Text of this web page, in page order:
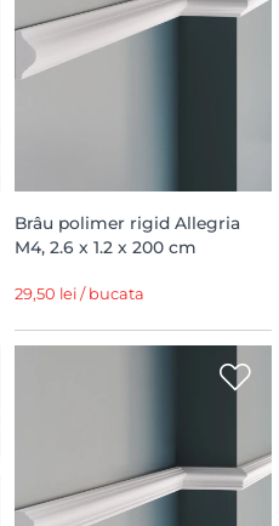
Brâu polimer rigid Allegria
M4, 2.6 x 1.2 x 200 cm
29,50 lei / bucata